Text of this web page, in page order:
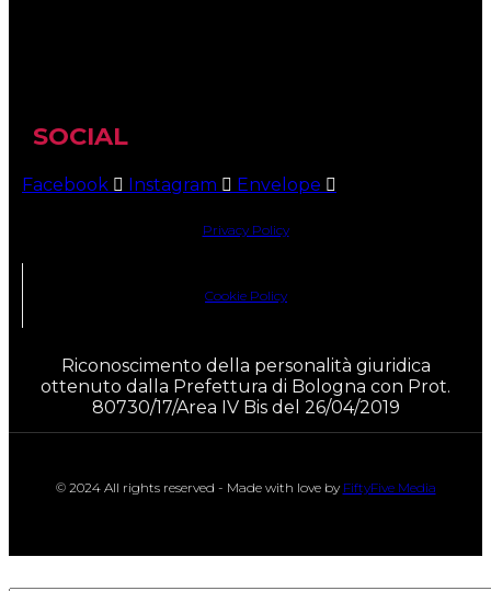
SOCIAL
Facebook Instagram Envelope
Privacy Policy
Cookie Policy
Riconoscimento della personalità giuridica
ottenuto dalla Prefettura di Bologna con Prot.
80730/17/Area IV Bis del 26/04/2019
© 2024 All rights reserved - Made with love by FiftyFive Media